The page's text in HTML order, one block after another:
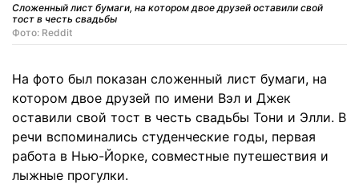
Сложенный лист бумаги, на котором двое друзей оставили свой
тост в честь свадьбы
Фото: Reddit
На фото был показан сложенный лист бумаги, на
котором двое друзей по имени Вэл и Джек
оставили свой тост в честь свадьбы Тони и Элли. В
речи вспоминались студенческие годы, первая
работа в Нью-Йорке, совместные путешествия и
лыжные прогулки.